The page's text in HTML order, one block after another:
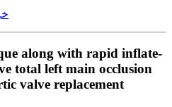
along with rapid inflate-
total left main occlusion
valve replacement